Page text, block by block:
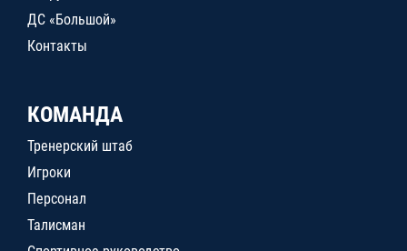
ДС «Большой»
Контакты
КОМАНДА
Тренерский штаб
Игроки
Персонал
Талисман